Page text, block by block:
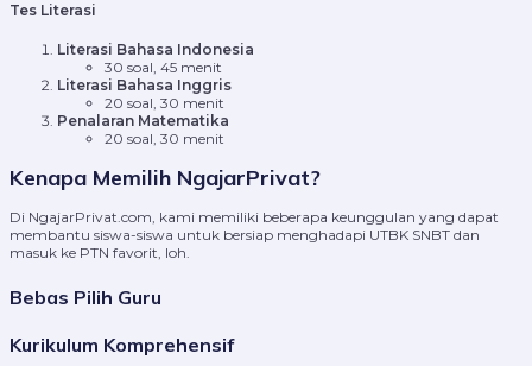
Tes Literasi
Literasi Bahasa Indonesia
30 soal, 45 menit
Literasi Bahasa Inggris
20 soal, 30 menit
Penalaran Matematika
20 soal, 30 menit
Kenapa Memilih NgajarPrivat?
Di NgajarPrivat.com, kami memiliki beberapa keunggulan yang dapat
membantu siswa-siswa untuk bersiap menghadapi UTBK SNBT dan
masuk ke PTN favorit, loh.
Bebas Pilih Guru
Kurikulum Komprehensif